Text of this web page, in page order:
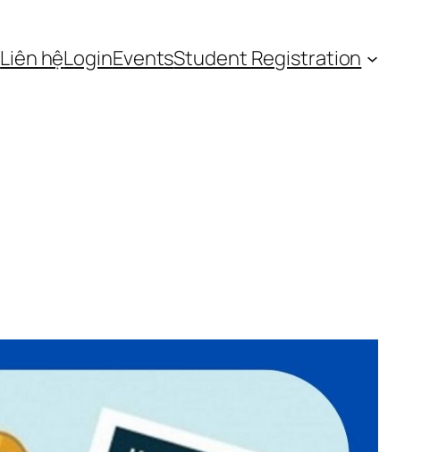
Liên hệLoginEventsStudent Registration